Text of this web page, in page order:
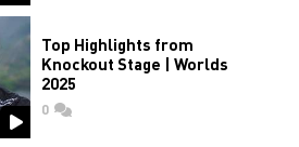
Top Highlights from
Knockout Stage | Worlds
2025
0commentaires